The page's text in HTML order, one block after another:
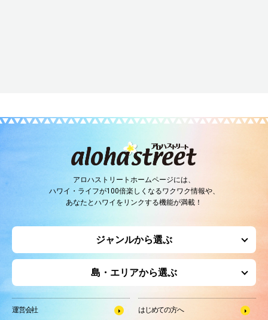
アロハストリートホームページには、
ハワイ・ライフが100倍楽しくなるワクワク情報や、
あなたとハワイをリンクする機能が満載！
ジャンルから選ぶ
島・エリアから選ぶ
運営会社 はじめての方へ